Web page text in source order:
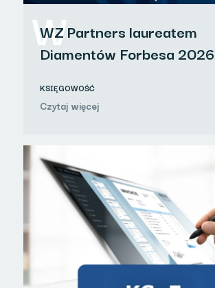
W
WZ Partners laureatem
Diamentów Forbesa 2026
KSIĘGOWOŚĆ
Czytaj więcej